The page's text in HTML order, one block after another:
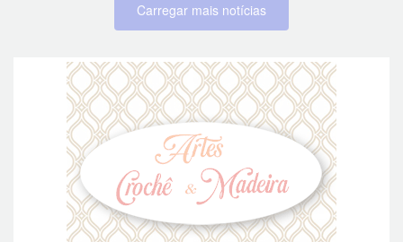
Carregar mais notícias